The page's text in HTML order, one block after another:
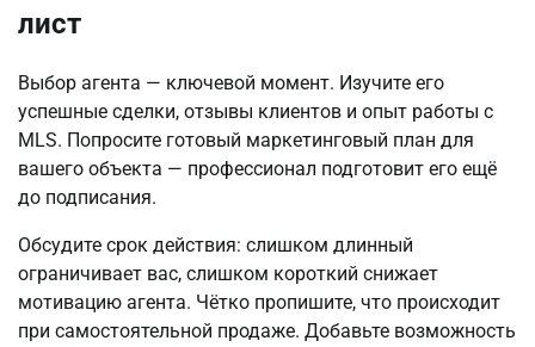
лист
Выбор агента — ключевой момент. Изучите его
успешные сделки, отзывы клиентов и опыт работы с
MLS. Попросите готовый маркетинговый план для
вашего объекта — профессионал подготовит его ещё
до подписания.
Обсудите срок действия: слишком длинный
ограничивает вас, слишком короткий снижает
мотивацию агента. Чётко пропишите, что происходит
при самостоятельной продаже. Добавьте возможность